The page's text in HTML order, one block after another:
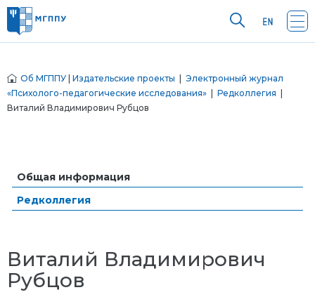
Об МГППУ Издательские проекты
Электронный журнал
«Психолого-педагогические исследования»
Редколлегия
Виталий Владимирович Рубцов
Общая информация
Редколлегия
Виталий Владимирович
Рубцов